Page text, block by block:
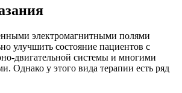
электромагнитными полями
улучшить состояние пациентов с
двигательной системы и многими
Однако у этого вида терапии есть ряд